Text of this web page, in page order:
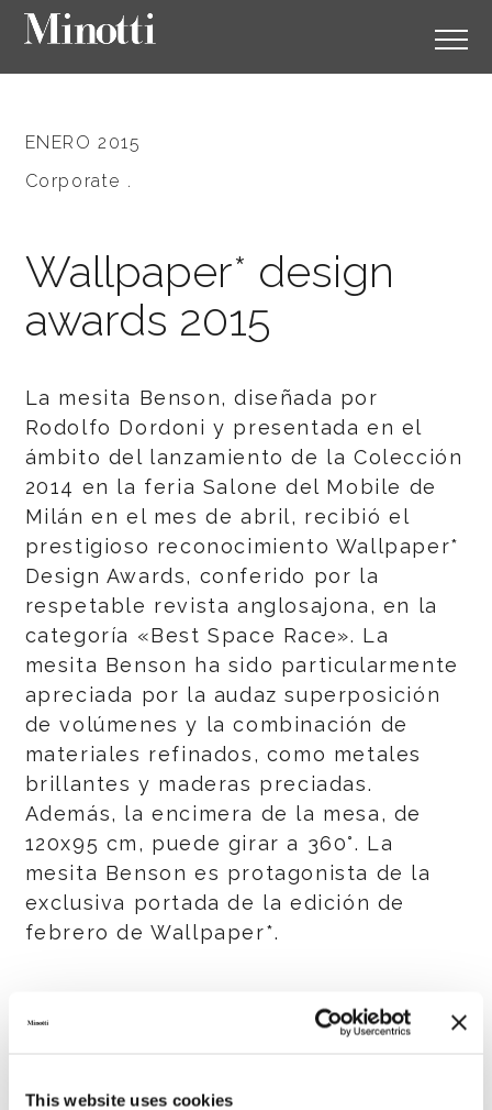
This website uses cookies
ENERO 2015
Corporate .
Wallpaper* design
awards 2015
La mesita Benson, diseñada por
Rodolfo Dordoni y presentada en el
ámbito del lanzamiento de la Colección
2014 en la feria Salone del Mobile de
Milán en el mes de abril, recibió el
prestigioso reconocimiento Wallpaper*
Design Awards, conferido por la
respetable revista anglosajona, en la
categoría «Best Space Race». La
mesita Benson ha sido particularmente
apreciada por la audaz superposición
de volúmenes y la combinación de
materiales refinados, como metales
brillantes y maderas preciadas.
Además, la encimera de la mesa, de
120x95 cm, puede girar a 360°. La
mesita Benson es protagonista de la
exclusiva portada de la edición de
febrero de Wallpaper*.
DOWNLOAD PDF